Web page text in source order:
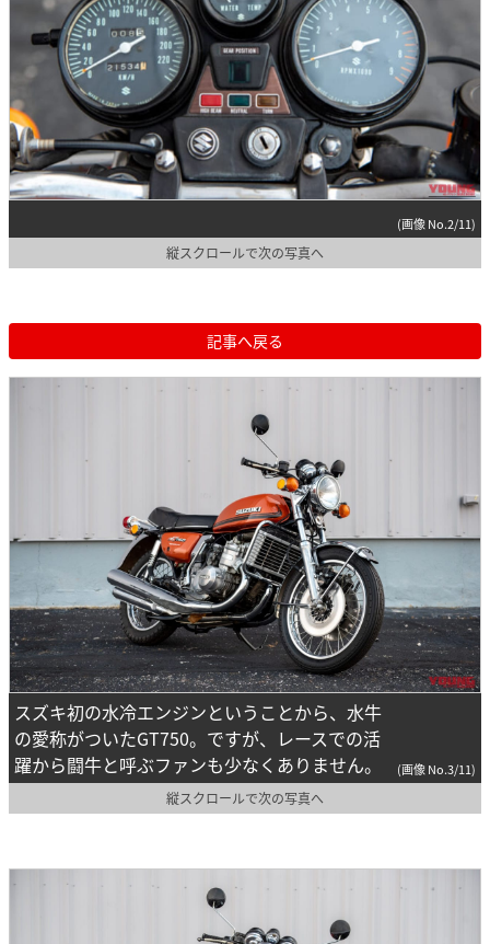
(画像 No.2/11)
縦スクロールで次の写真へ
記事へ戻る
スズキ初の水冷エンジンということから、水牛
の愛称がついたGT750。ですが、レースでの活
躍から闘牛と呼ぶファンも少なくありません。
(画像 No.3/11)
縦スクロールで次の写真へ